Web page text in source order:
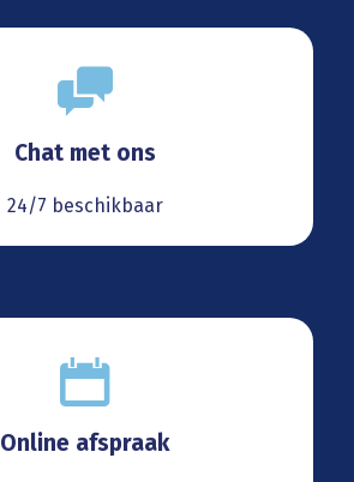
Chat met ons
24/7 beschikbaar
Online afspraak